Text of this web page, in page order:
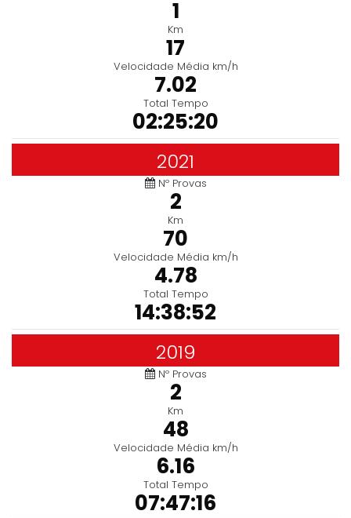
1
Km
17
Velocidade Média km/h
7.02
Total Tempo
02:25:20
2021
Nº Provas
2
Km
70
Velocidade Média km/h
4.78
Total Tempo
14:38:52
2019
Nº Provas
2
Km
48
Velocidade Média km/h
6.16
Total Tempo
07:47:16